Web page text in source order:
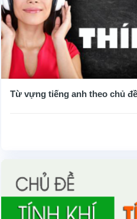
Từ vựng tiếng anh theo chủ